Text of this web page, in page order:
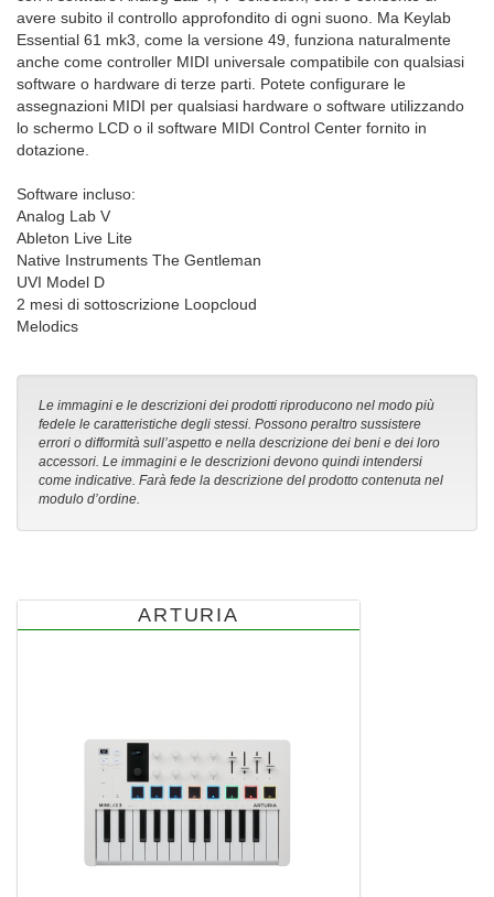
avere subito il controllo approfondito di ogni suono. Ma Keylab
Essential 61 mk3, come la versione 49, funziona naturalmente
anche come controller MIDI universale compatibile con qualsiasi
software o hardware di terze parti. Potete configurare le
assegnazioni MIDI per qualsiasi hardware o software utilizzando
lo schermo LCD o il software MIDI Control Center fornito in
dotazione.
Software incluso:
Analog Lab V
Ableton Live Lite
Native Instruments The Gentleman
UVI Model D
2 mesi di sottoscrizione Loopcloud
Melodics
Le immagini e le descrizioni dei prodotti riproducono nel modo più
fedele le caratteristiche degli stessi. Possono peraltro sussistere
errori o difformità sull’aspetto e nella descrizione dei beni e dei loro
accessori. Le immagini e le descrizioni devono quindi intendersi
come indicative. Farà fede la descrizione del prodotto contenuta nel
modulo d’ordine.
ARTURIA